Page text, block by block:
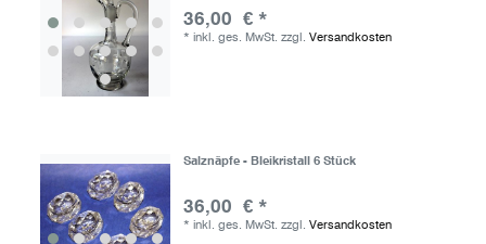
36,00 € *
* inkl. ges. MwSt. zzgl. Versandkosten
Salznäpfe - Bleikristall 6 Stück
36,00 € *
* inkl. ges. MwSt. zzgl. Versandkosten